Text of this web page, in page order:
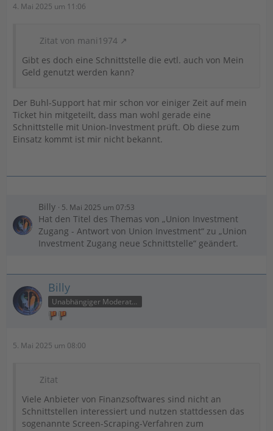
wird.
Schnittstellen interessiert und nutzen stattdessen das
Auslesen von Informationen. Dies unterbindet das
Gut zu wissen: Die einzige Software mit Schnittstelle
zum UnionDepot ist StarMoney von Star Finanz.
4. Mai 2025 um 11:06
Zitat von mani1974
Gibt es doch eine Schnittstelle die evtl. auch von Mein
Geld genutzt werden kann?
Der Buhl-Support hat mir schon vor einiger Zeit auf mein
Ticket hin mitgeteilt, dass man wohl gerade eine
Schnittstelle mit Union-Investment prüft. Ob diese zum
Einsatz kommt ist mir nicht bekannt.
Billy 5. Mai 2025 um 07:53
Hat den Titel des Themas von „Union Investment
Zugang - Antwort von Union Investment“ zu „Union
Investment Zugang neue Schnittstelle“ geändert.
Billy
Unabhängiger Moderator
5. Mai 2025 um 08:00
Zitat
Viele Anbieter von Finanzsoftwares sind nicht an
Schnittstellen interessiert und nutzen stattdessen das
sogenannte Screen-Scraping-Verfahren zum